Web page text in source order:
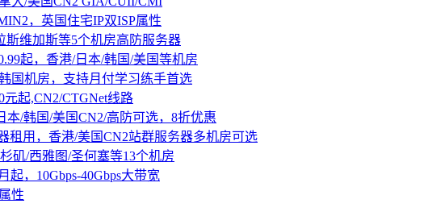
，英国住宅IP双ISP属性
斯维加斯等5个机房高防服务器
起，香港/日本/韩国/美国等机房
国机房，支持月付学习练手首选
元起,CN2/CTGNet线路
本/韩国/美国CN2/高防可选，8折优惠
租用，香港/美国CN2站群服务器多机房可选
矶/西雅图/圣何塞等13个机房
起，10Gbps-40Gbps大带宽
性